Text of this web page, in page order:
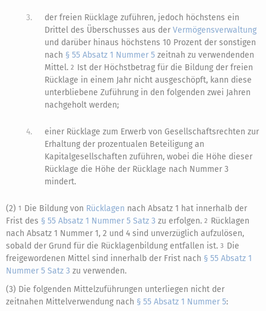
3.
der freien Rücklage zuführen, jedoch höchstens ein
Drittel des Überschusses aus derVermögensverwaltung
und darüber hinaus höchstens 10 Prozent der sonstigen
nach § 55 Absatz 1 Nummer 5 zeitnah zu verwendenden
Mittel.2 Ist der Höchstbetrag für die Bildung der freien
Rücklage in einem Jahr nicht ausgeschöpft, kann diese
unterbliebene Zuführung in den folgenden zwei Jahren
nachgeholt werden;
4.
einer Rücklage zum Erwerb von Gesellschaftsrechten zur
Erhaltung der prozentualen Beteiligung an
Kapitalgesellschaften zuführen, wobei die Höhe dieser
Rücklage die Höhe der Rücklage nach Nummer 3
mindert.
(2) 1 Die Bildung von Rücklagen nach Absatz 1 hat innerhalb der
Frist des § 55 Absatz 1 Nummer 5 Satz 3 zu erfolgen. 2 Rücklagen
nach Absatz 1 Nummer 1, 2 und 4 sind unverzüglich aufzulösen,
sobald der Grund für die Rücklagenbildung entfallen ist. 3 Die
freigewordenen Mittel sind innerhalb der Frist nach § 55 Absatz 1
Nummer 5 Satz 3 zu verwenden.
(3) Die folgenden Mittelzuführungen unterliegen nicht der
zeitnahen Mittelverwendung nach § 55 Absatz 1 Nummer 5: